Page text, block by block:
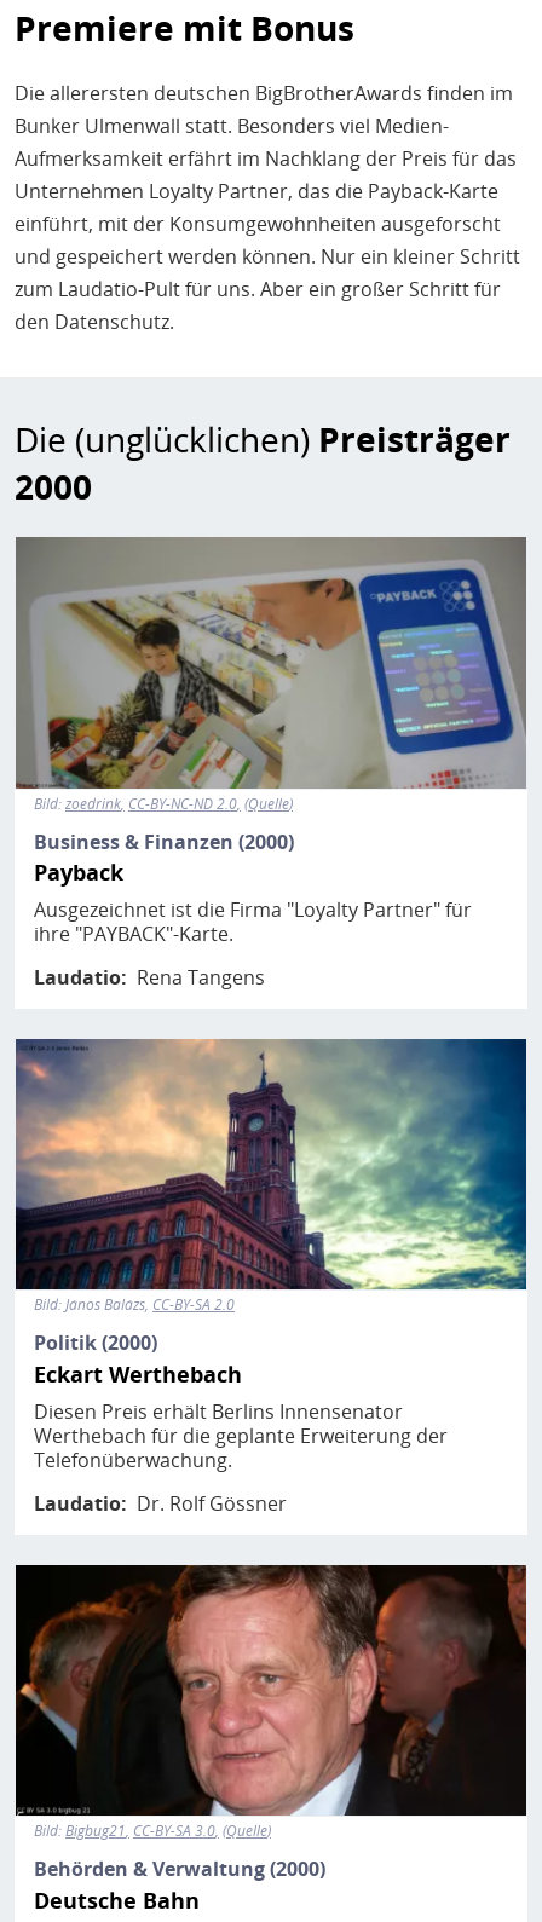
Premiere mit Bonus
Die allerersten deutschen BigBrotherAwards finden im
Bunker Ulmenwall statt. Besonders viel Medien-
Aufmerksamkeit erfährt im Nachklang der Preis für das
Unternehmen Loyalty Partner, das die Payback-Karte
einführt, mit der Konsumgewohnheiten ausgeforscht
und gespeichert werden können. Nur ein kleiner Schritt
zum Laudatio-Pult für uns. Aber ein großer Schritt für
den Datenschutz.
Die (unglücklichen) Preisträger
2000
Bild
Bild:zoedrink CC-BY-NC-ND 2.0 Quelle
Business & Finanzen (2000)
Payback
Ausgezeichnet ist die Firma "Loyalty Partner" für
ihre "PAYBACK"-Karte.
Laudatio
Rena Tangens
Bild
Bild:János Balázs CC-BY-SA 2.0
Politik (2000)
Eckart Werthebach
Diesen Preis erhält Berlins Innensenator
Werthebach für die geplante Erweiterung der
Telefonüberwachung.
Laudatio
Dr. Rolf Gössner
Bild
Bild:Bigbug21 CC-BY-SA 3.0 Quelle
Behörden & Verwaltung (2000)
Deutsche Bahn